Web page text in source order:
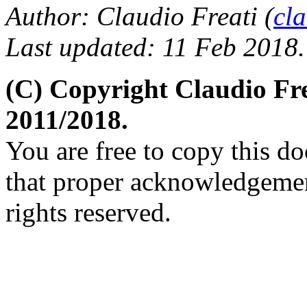
Author: Claudio Freati (
Last updated: 11 Feb 2018.
(C) Copyright Claudio
2011/2018.
You are free to copy this
that proper
rights reserved.